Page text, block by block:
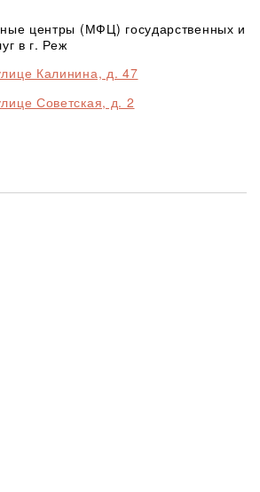
центры (МФЦ) государственных и
в г. Реж
Калинина, д. 47
Советская, д. 2